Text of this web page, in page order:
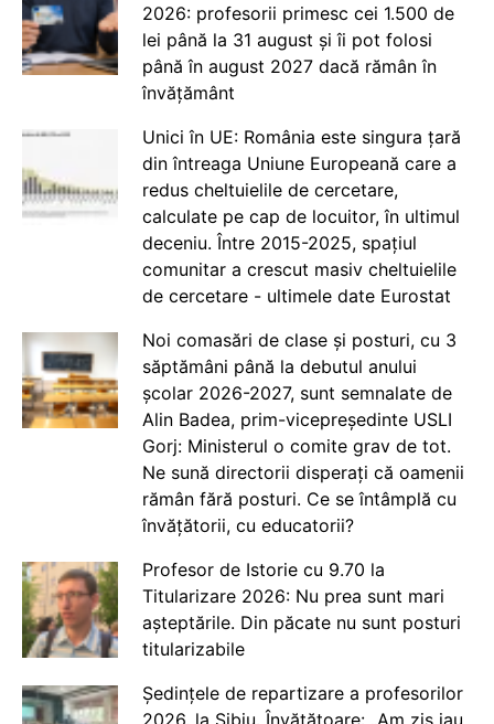
2026: profesorii primesc cei 1.500 de
lei până la 31 august și îi pot folosi
până în august 2027 dacă rămân în
învățământ
Unici în UE: România este singura țară
din întreaga Uniune Europeană care a
redus cheltuielile de cercetare,
calculate pe cap de locuitor, în ultimul
deceniu. Între 2015-2025, spațiul
comunitar a crescut masiv cheltuielile
de cercetare - ultimele date Eurostat
Noi comasări de clase și posturi, cu 3
săptămâni până la debutul anului
școlar 2026-2027, sunt semnalate de
Alin Badea, prim-vicepreședinte USLI
Gorj: Ministerul o comite grav de tot.
Ne sună directorii disperați că oamenii
rămân fără posturi. Ce se întâmplă cu
învățătorii, cu educatorii?
Profesor de Istorie cu 9.70 la
Titularizare 2026: Nu prea sunt mari
așteptările. Din păcate nu sunt posturi
titularizabile
Ședințele de repartizare a profesorilor
2026, la Sibiu. Învățătoare: „Am zis iau